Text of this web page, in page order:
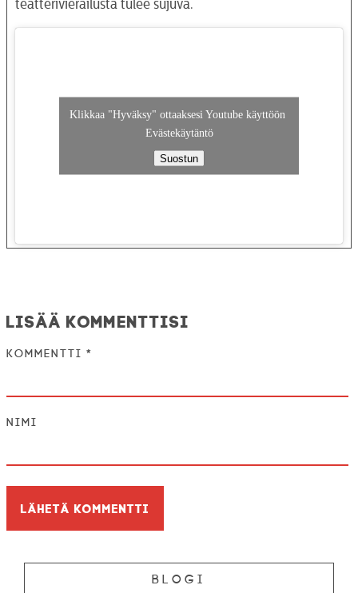
teatterivierailusta tulee sujuva.
Klikkaa "Hyväksy" ottaaksesi Youtube käyttöön
Evästekäytäntö
Suostun
Lisää kommenttisi
Kommentti *
Nimi
Blogi